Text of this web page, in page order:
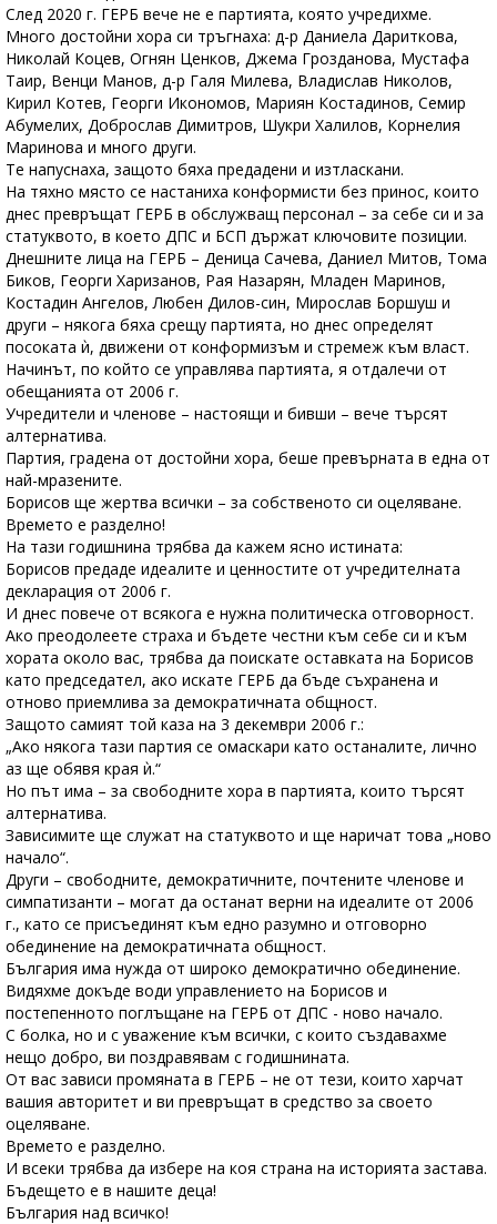
След 2020 г. ГЕРБ вече не е партията, която учредихме.
Много достойни хора си тръгнаха: д-р Даниела Дариткова,
Николай Коцев, Огнян Ценков, Джема Грозданова, Мустафа
Таир, Венци Манов, д-р Галя Милева, Владислав Николов,
Кирил Котев, Георги Икономов, Мариян Костадинов, Семир
Абумелих, Доброслав Димитров, Шукри Халилов, Корнелия
Маринова и много други.
Те напуснаха, защото бяха предадени и изтласкани.
На тяхно място се настаниха конформисти без принос, които
днес превръщат ГЕРБ в обслужващ персонал – за себе си и за
статуквото, в което ДПС и БСП държат ключовите позиции.
Днешните лица на ГЕРБ – Деница Сачева, Даниел Митов, Тома
Биков, Георги Харизанов, Рая Назарян, Младен Маринов,
Костадин Ангелов, Любен Дилов-син, Мирослав Боршуш и
други – някога бяха срещу партията, но днес определят
посоката ѝ, движени от конформизъм и стремеж към власт.
Начинът, по който се управлява партията, я отдалечи от
обещанията от 2006 г.
Учредители и членове – настоящи и бивши – вече търсят
алтернатива.
Партия, градена от достойни хора, беше превърната в една от
най-мразените.
Борисов ще жертва всички – за собственото си оцеляване.
Времето е разделно!
На тази годишнина трябва да кажем ясно истината:
Борисов предаде идеалите и ценностите от учредителната
декларация от 2006 г.
И днес повече от всякога е нужна политическа отговорност.
Ако преодолеете страха и бъдете честни към себе си и към
хората около вас, трябва да поискате оставката на Борисов
като председател, ако искате ГЕРБ да бъде съхранена и
отново приемлива за демократичната общност.
Защото самият той каза на 3 декември 2006 г.:
„Ако някога тази партия се омаскари като останалите, лично
аз ще обявя края ѝ.“
Но път има – за свободните хора в партията, които търсят
алтернатива.
Зависимите ще служат на статуквото и ще наричат това „ново
начало“.
Други – свободните, демократичните, почтените членове и
симпатизанти – могат да останат верни на идеалите от 2006
г., като се присъединят към едно разумно и отговорно
обединение на демократичната общност.
България има нужда от широко демократично обединение.
Видяхме докъде води управлението на Борисов и
постепенното поглъщане на ГЕРБ от ДПС - ново начало.
С болка, но и с уважение към всички, с които създавахме
нещо добро, ви поздравявам с годишнината.
От вас зависи промяната в ГЕРБ – не от тези, които харчат
вашия авторитет и ви превръщат в средство за своето
оцеляване.
Времето е разделно.
И всеки трябва да избере на коя страна на историята застава.
Бъдещето е в нашите деца!
България над всичко!